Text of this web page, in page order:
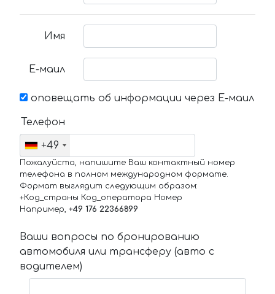
Имя
Е-маил
оповещать об информации через Е-маил
Телефон
+49
Пожалуйста, напишите Ваш контактный номер
телефона в полном международном формате.
Формат выглядит следующим образом:
+Код_страны Код_оператора Номер
Например, +49 176 22366899
Ваши вопросы по бронированию
автомобиля или трансферу (авто с
водителем)